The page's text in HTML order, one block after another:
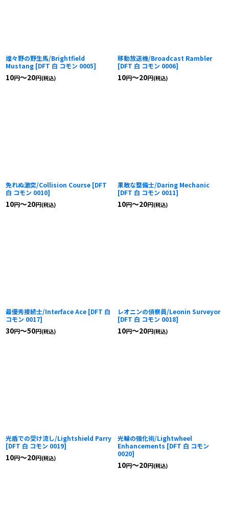
煌々野の野生馬/Brightfield
Mustang [DFT 白 コモン 0005]
10円～20円(税込)
移動放送機/Broadcast Rambler
[DFT 白 コモン 0006]
10円～20円(税込)
免れぬ激突/Collision Course [DFT
白 コモン 0010]
10円～20円(税込)
果敢な整備士/Daring Mechanic
[DFT 白 コモン 0011]
10円～20円(税込)
最優秀接続士/Interface Ace [DFT 白
コモン 0017]
30円～50円(税込)
レオニンの偵察員/Leonin Surveyor
[DFT 白 コモン 0018]
10円～20円(税込)
光盾での受け流し/Lightshield Parry
[DFT 白 コモン 0019]
10円～20円(税込)
光輪の強化術/Lightwheel
Enhancements [DFT 白 コモン
0020]
10円～20円(税込)